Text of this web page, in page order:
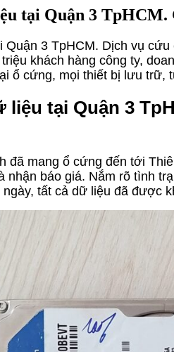
tại Quận 3 TpHCM.
Quận 3 TpHCM. Dịch vụ
khách hàng công ty,
ổ cứng, mọi thiết bị lưu trữ,
tại Quận 3
đã mang ổ cứng đến tới
nhận báo giá. Nắm rõ tình
tất cả dữ liệu đã được